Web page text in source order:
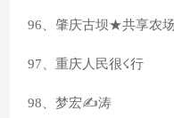
96、肇庆古坝★共享农场
97、重庆人民很☇行
98、梦宏✍涛